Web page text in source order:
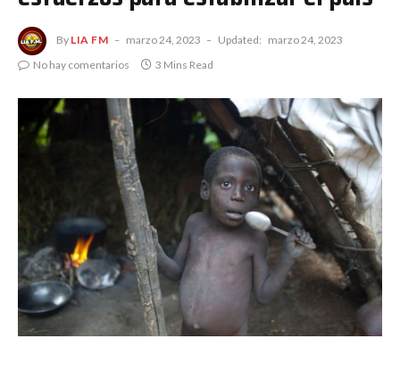
By LIA FM marzo 24, 2023 Updated: marzo 24, 2023
No hay comentarios
3 Mins Read